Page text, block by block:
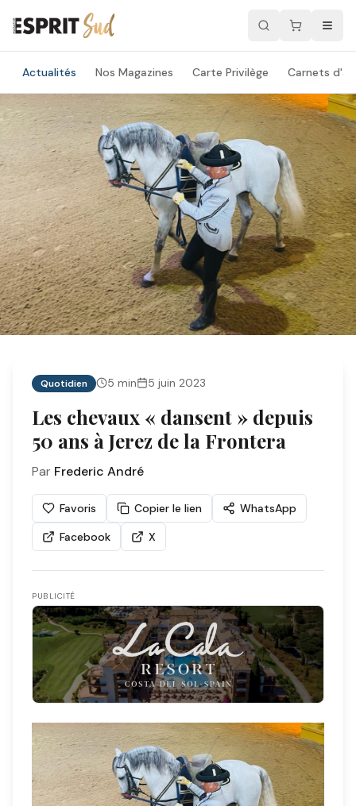
Actualités Nos Magazines Carte Privilège Carnets
Quotidien 5 min 5 juin 2023
Les chevaux « dansent » depuis
50 ans à Jerez de la Frontera
Par Frederic André
Favoris Copier le lien
WhatsApp
Facebook
X
PUBLICITÉ